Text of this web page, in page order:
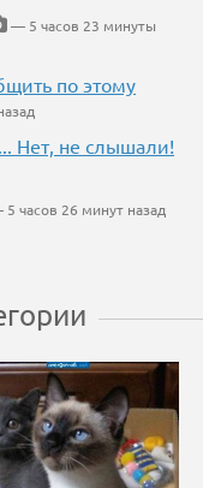
— 5 часов 23 минуты
по этому
Нет, не слышали!
часов 26 минут назад